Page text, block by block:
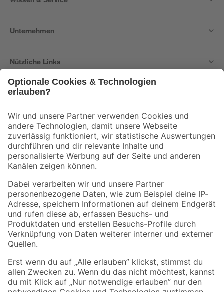
Unternehmen
Nützliche Links
Der toom Newsletter: Keine Angebote und Aktionen mehr verpassen!
Zur Newsletter Anmeldung
Folge uns
Zahlungsarten Versandarten
Sicher einkaufen
Jetzt die toom-App herunterladen